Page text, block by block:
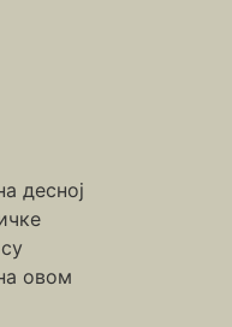
десној
овом